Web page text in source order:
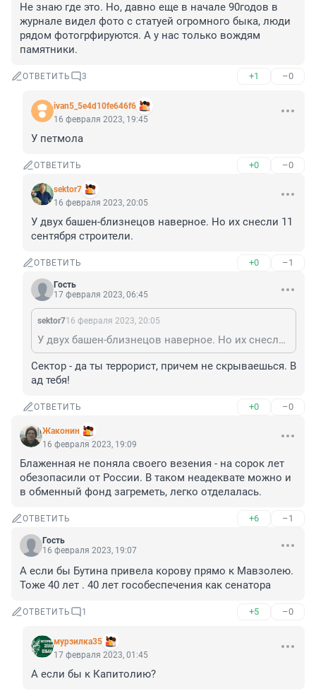
Не знаю где это. Но, давно еще в начале 90годов в
журнале видел фото с статуей огромного быка, люди
рядом фотогрфируются. А у нас только вождям
памятники.
ОТВЕТИТЬ 3 +1 –0
ivan5_5e4d10fe646f6
16 февраля 2023, 19:45
У петмола
ОТВЕТИТЬ +0 –0
sektor7
16 февраля 2023, 20:05
У двух башен-близнецов наверное. Но их снесли 11
сентября строители.
ОТВЕТИТЬ +0 –1
Гость
17 февраля 2023, 06:45
sektor716 февраля 2023, 20:05
У двух башен-близнецов наверное. Но их снесли 11 сентября строители.
Сектор - да ты террорист, причем не скрываешься. В
ад тебя!
ОТВЕТИТЬ +0 –0
Жаконин
16 февраля 2023, 19:09
Блаженная не поняла своего везения - на сорок лет
обезопасили от России. В таком неадеквате можно и
в обменный фонд загреметь, легко отделалась.
ОТВЕТИТЬ +6 –1
Гость
16 февраля 2023, 19:07
А если бы Бутина привела корову прямо к Мавзолею.
Тоже 40 лет . 40 лет гособеспечения как сенатора
ОТВЕТИТЬ 1 +5 –0
мурзилка35
17 февраля 2023, 01:45
А если бы к Капитолию?